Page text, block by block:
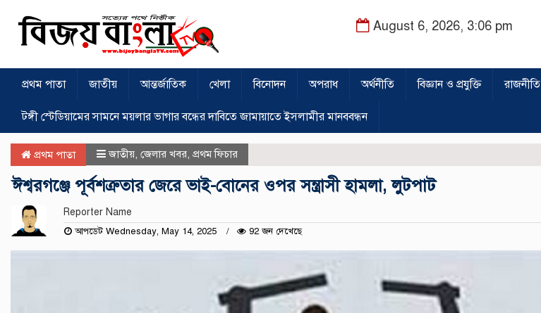
August 6, 2026, 3:06 pm
প্রথম পাতা জাতীয় আন্তর্জাতিক খেলা বিনোদন অপরাধ অর্থনীতি বিজ্ঞান ও প্রযুক্তি রাজনীতি
টঙ্গী স্টেডিয়ামের সামনে ময়লার ভাগার বন্ধের দাবিতে জামায়াতে ইসলামীর মানববন্ধন
প্রথম পাতা জাতীয় জেলার খবর প্রথম ফিচার
ঈশ্বরগঞ্জে পূর্বশত্রুতার জেরে ভাই-বোনের ওপর সন্ত্রাসী হামলা, লুটপাট
Reporter Name
আপডেট Wednesday, May 14, 2025 92 জন দেখেছে